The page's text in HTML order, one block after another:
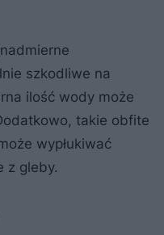
szkodliwe na
ilość wody może
takie obfite
wypłukiwać
z gleby.